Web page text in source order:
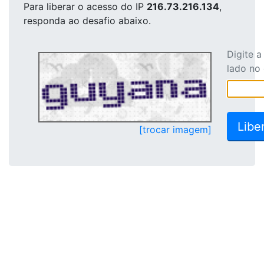
Para liberar o acesso do IP 216.73.216.134,
responda ao desafio abaixo.
[trocar imagem]
Digite
lado no